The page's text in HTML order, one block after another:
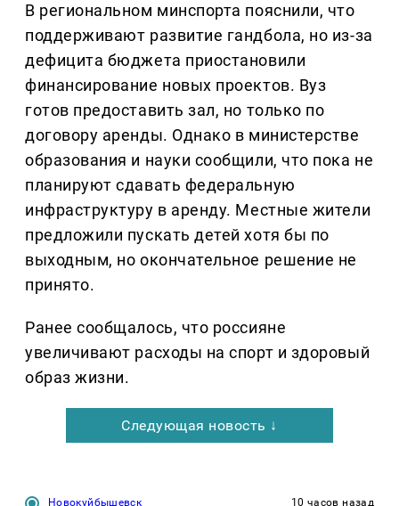
В региональном минспорта пояснили, что
поддерживают развитие гандбола, но из-за
дефицита бюджета приостановили
финансирование новых проектов. Вуз
готов предоставить зал, но только по
договору аренды. Однако в министерстве
образования и науки сообщили, что пока не
планируют сдавать федеральную
инфраструктуру в аренду. Местные жители
предложили пускать детей хотя бы по
выходным, но окончательное решение не
принято.
Ранее сообщалось, что россияне
увеличивают расходы на спорт и здоровый
образ жизни.
Следующая новость ↓
Новокуйбышевск 10 часов назад